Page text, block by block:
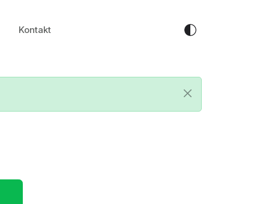
Kontakt